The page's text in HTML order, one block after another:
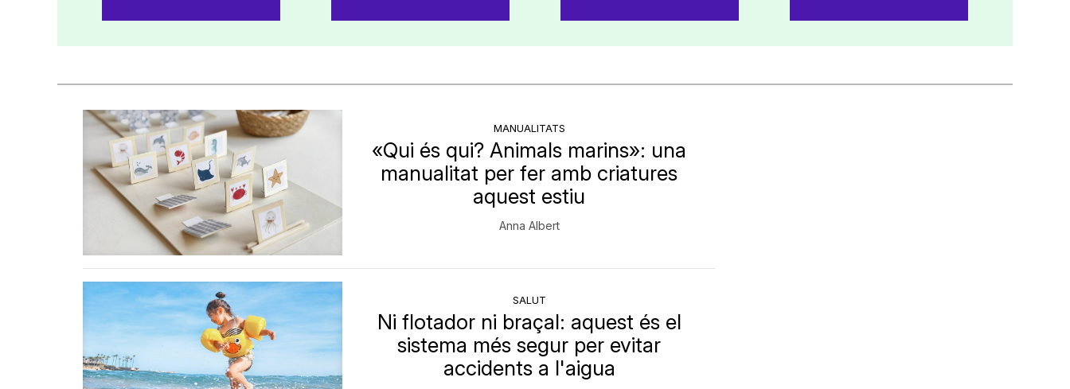
MANUALITATS
«Qui és qui? Animals marins»: una
manualitat per fer amb criatures
aquest estiu
Anna Albert
SALUT
Ni flotador ni braçal: aquest és el
sistema més segur per evitar
accidents a l'aigua